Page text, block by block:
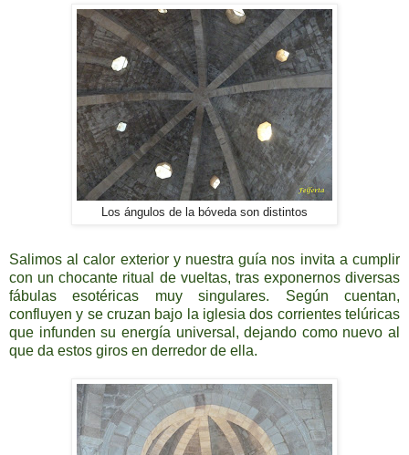
Los ángulos de la bóveda son distintos
Salimos al calor exterior y nuestra guía nos invita a cumplir
con un chocante ritual de vueltas, tras exponernos diversas
fábulas esotéricas muy singulares. Según cuentan,
confluyen y se cruzan bajo la iglesia dos corrientes telúricas
que infunden su energía universal, dejando como nuevo al
que da estos giros en derredor de ella.